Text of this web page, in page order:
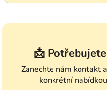
📩
Zanechte nám kontakt
konkrétní